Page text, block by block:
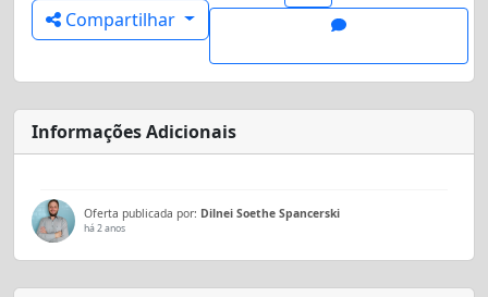
Compartilhar
Informações Adicionais
Oferta publicada por: Dilnei Soethe Spancerski
há 2 anos